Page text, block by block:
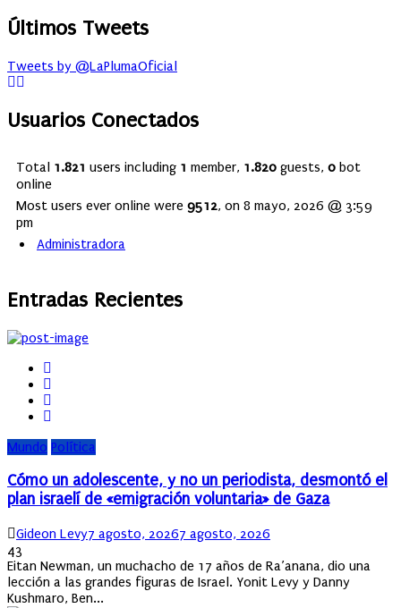
Últimos Tweets
Tweets by @LaPlumaOficial
Usuarios Conectados
Total 1.821 users including 1 member, 1.820 guests, 0 bot
online
Most users ever online were 9512, on 8 mayo, 2026 @ 3:59
pm
Administradora
Entradas Recientes
Mundo Política
Cómo un adolescente, y no un periodista, desmontó el
plan israelí de «emigración voluntaria» de Gaza
Author
Gideon LevyPosted
7 agosto, 20267 agosto, 2026
43
Eitan Newman, un muchacho de 17 años de Ra’anana, dio una
lección a las grandes figuras de Israel. Yonit Levy y Danny
Kushmaro, Ben...